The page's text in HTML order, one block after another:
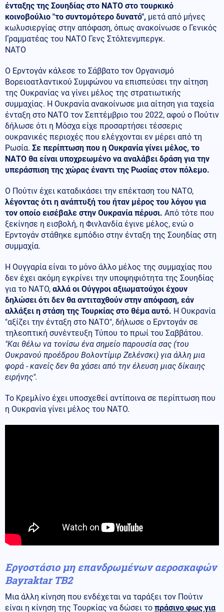
ένταξης της Σουηδίας στο ΝΑΤΟ στο τουρκικό
κοινοβούλιο "το συντομότερο δυνατό", μετά από μήνες
κωλυσιεργίας στην απόφαση, όπως ανακοίνωσε ο Γενικός
Γραμματέας του ΝΑΤΟ Γενς Στόλτενμπεργκ.
ΝΑΤΟ
Ο Ερντογάν κάλεσε το Σάββατο τον Οργανισμό
Βορειοατλαντικού Συμφώνου να επισπεύσει την αίτηση
της Ουκρανίας να γίνει μέλος της στρατιωτικής
συμμαχίας. Η Ουκρανία ανακοίνωσε μια αίτηση για ταχεία
ένταξη στο ΝΑΤΟ τον Σεπτέμβριο του 2022, αφού ο Πούτιν
δήλωσε ότι η Μόσχα είχε προσαρτήσει τέσσερις
ουκρανικές περιοχές που ελέγχονται εν μέρει από τη
Ρωσία. Σε περίπτωση που η Ουκρανία γίνει μέλος, το
ΝΑΤΟ θα είναι υποχρεωμένο να αναλάβει δράση για την
υπεράσπιση της χώρας έναντι της Ρωσίας στον πόλεμο.
Ο Πούτιν έχει καταδικάσει την επέκταση του ΝΑΤΟ,
λέγοντας ότι η ανάπτυξή του ήταν μέρος του λόγου για
τον οποίο εισέβαλε στην Ουκρανία πέρυσι. Από τότε που
ξεκίνησε η εισβολή, η Φινλανδία έγινε μέλος, ενώ ο
Ερντογάν στάθηκε εμπόδιο στην ένταξη της Σουηδίας στη
συμμαχία.
Η Ουγγαρία είναι το μόνο άλλο μέλος της συμμαχίας που
δεν έχει ακόμη εγκρίνει την υποψηφιότητα της Σουηδίας
για το ΝΑΤΟ, αλλά οι Ούγγροι αξιωματούχοι έχουν
δηλώσει ότι δεν θα αντιταχθούν στην απόφαση, εάν
αλλάξει η στάση της Τουρκίας στο θέμα αυτό. Η Ουκρανία
"αξίζει την ένταξη στο ΝΑΤΟ", δήλωσε ο Ερντογάν σε
τηλεοπτική συνέντευξη Τύπου το πρωί του Σαββάτου.
"Και θέλω να τονίσω ένα σημείο παρουσία σας (του
Ουκρανού προέδρου Βολοντίμιρ Ζελένσκι) για άλλη μια
φορά - κανείς δεν θα χάσει από την έλευση μιας δίκαιης
ειρήνης".
Το Κρεμλίνο έχει υποσχεθεί αντίποινα σε περίπτωση που
η Ουκρανία γίνει μέλος του ΝΑΤΟ.
Εργοστάσιο μη επανδρωμένων αεροσκαφών
Bayraktar TB2
Μια άλλη κίνηση που ενδέχεται να ταράξει τον Πούτιν
είναι η κίνηση της Τουρκίας να δώσει το πράσινο φως για